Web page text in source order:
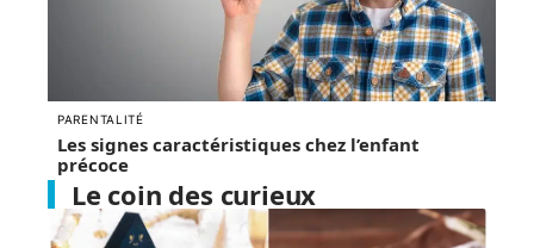
PARENTALITÉ
Les signes caractéristiques chez l’enfant
précoce
Le coin des curieux